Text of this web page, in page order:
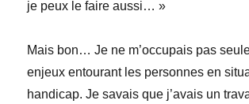
je peux le faire aussi… »
Mais bon… Je ne m’occupais pas
enjeux entourant les personnes en
handicap. Je savais que j’avais un